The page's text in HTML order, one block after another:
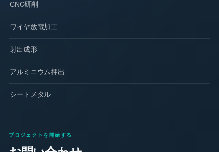
CNC研削
ワイヤ放電加工
射出成形
アルミニウム押出
シートメタル
プロジェクトを開始する